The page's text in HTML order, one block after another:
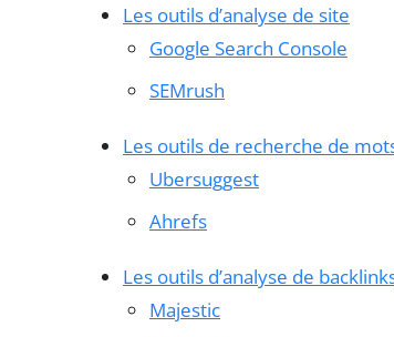
Les outils d’analyse de site
Google Search Console
SEMrush
Les outils de recherche de
Ubersuggest
Ahrefs
Les outils d’analyse de
Majestic